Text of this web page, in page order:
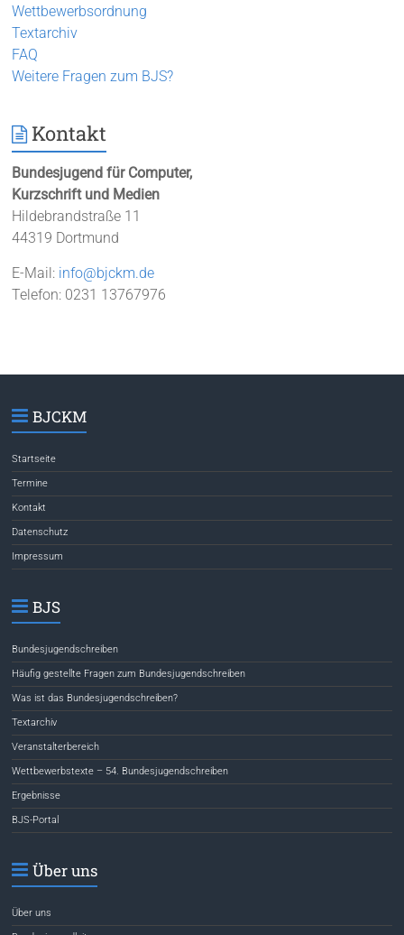
Wettbewerbsordnung
Textarchiv
FAQ
Weitere Fragen zum BJS?
Kontakt
Bundesjugend für Computer,
Kurzschrift und Medien
Hildebrandstraße 11
44319 Dortmund
E-Mail: info@bjckm.de
Telefon: 0231 13767976
BJCKM
Startseite
Termine
Kontakt
Datenschutz
Impressum
BJS
Bundesjugendschreiben
Häufig gestellte Fragen zum Bundesjugendschreiben
Was ist das Bundesjugendschreiben?
Textarchiv
Veranstalterbereich
Wettbewerbstexte – 54. Bundesjugendschreiben
Ergebnisse
BJS-Portal
Über uns
Über uns